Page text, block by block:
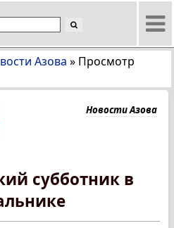
Азова » Просмотр
Новости Азова
субботник в